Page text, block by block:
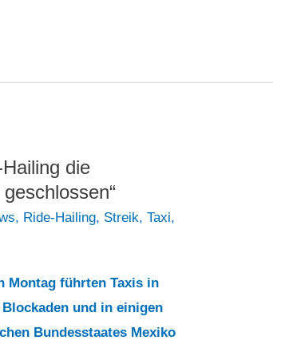
die
, Ride-Hailing, Streik,Taxi,
Montag führten Taxis in
und in einigen
Bundesstaates Mexiko